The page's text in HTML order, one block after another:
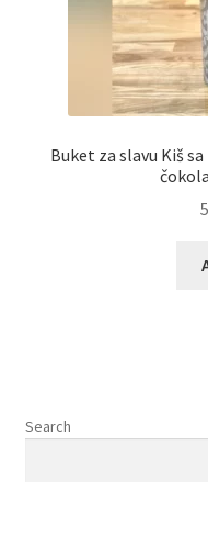
Buket za slavu Kiš
Search